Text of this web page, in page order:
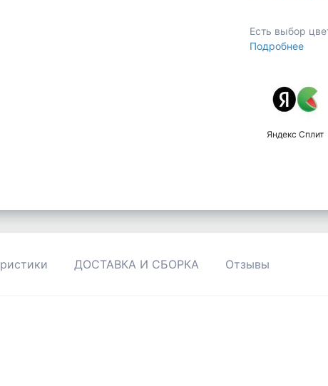
Есть выбор
Подробнее
Яндекс Сплит
ДОСТАВКА И СБОРКА Отзывы